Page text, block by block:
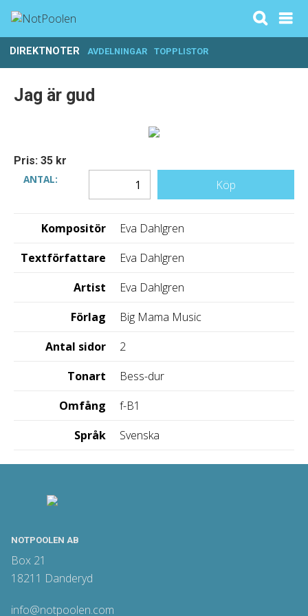
DIREKTNOTER AVDELNINGAR TOPPLISTOR
Jag är gud
Pris: 35 kr
ANTAL:
Köp
Kompositör
Eva Dahlgren
Textförfattare
Eva Dahlgren
Artist
Eva Dahlgren
Förlag
Big Mama Music
Antal sidor
2
Tonart
Bess-dur
Omfång
f-B1
Språk
Svenska
NOTPOOLEN AB
Box 21
18211 Danderyd
info@notpoolen.com